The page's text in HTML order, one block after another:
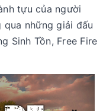
tựu của người
những giải đấu
Sinh Tồn, Free Fire